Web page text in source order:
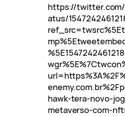
https://
atus/
hawk-tera-novo-
metaverso-com-